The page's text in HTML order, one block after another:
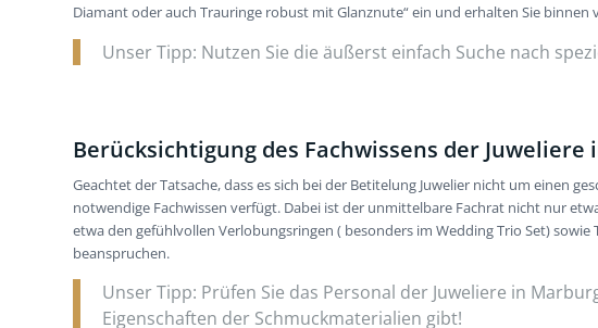
Diamant oder auch Trauringe robust mit Glanznute“ ein und erhalten Sie
Unser Tipp: Nutzen Sie die äußerst einfach Suche nach
Berücksichtigung des Fachwissens der Juweliere
Geachtet der Tatsache, dass es sich bei der Betitelung Juwelier nicht um einen
notwendige Fachwissen verfügt. Dabei ist der unmittelbare Fachrat nicht nur
etwa den gefühlvollen Verlobungsringen ( besonders im Wedding Trio Set)
beanspruchen.
Unser Tipp: Prüfen Sie das Personal der Juweliere in
Eigenschaften der Schmuckmaterialien gibt!